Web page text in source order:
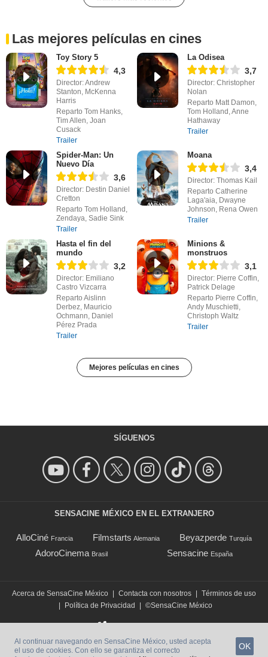
Las mejores películas en cines
Toy Story 5
4,3
Director: Andrew
Stanton, McKenna
Harris
Reparto Tom Hanks,
Tim Allen, Joan
Cusack
Trailer
La Odisea
3,7
Director: Christopher
Nolan
Reparto Matt Damon,
Tom Holland, Anne
Hathaway
Trailer
Spider-Man: Un
Nuevo Día
3,6
Director: Destin Daniel
Cretton
Reparto Tom Holland,
Zendaya, Sadie Sink
Trailer
Moana
3,4
Director: Thomas Kail
Reparto Catherine
Laga'aia, Dwayne
Johnson, Rena Owen
Trailer
Hasta el fin del
mundo
3,2
Director: Emiliano
Castro Vizcarra
Reparto Aislinn
Derbez, Mauricio
Ochmann, Daniel
Pérez Prada
Trailer
Minions &
monstruos
3,1
Director: Pierre Coffin,
Patrick Delage
Reparto Pierre Coffin,
Andy Muschietti,
Christoph Waltz
Trailer
Mejores películas en cines
SÍGUENOS
SENSACINE MÉXICO EN EL EXTRANJERO
AlloCiné Francia Filmstarts Alemania Beyazperde Turquía
AdoroCinema Brasil Sensacine España
Acerca de SensaCine México Contacta con nosotros
Términos de uso
Política de Privacidad ©SensaCine México
Al continuar navegando en SensaCine México, usted acepta
el uso de cookies. Con ello se garantiza el correcto
OK